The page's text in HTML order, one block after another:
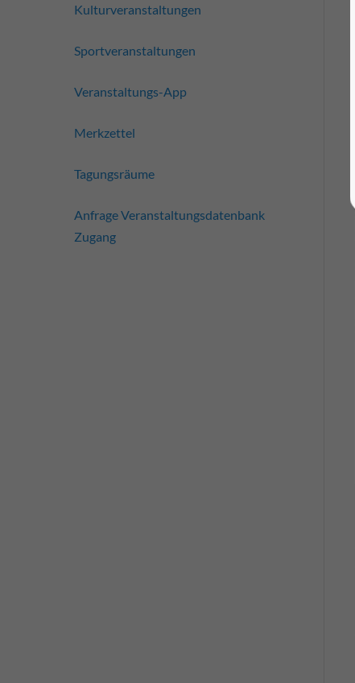
Kulturveranstaltungen
Sportveranstaltungen
Veranstaltungs-App
Merkzettel
Tagungsräume
Anfrage Veranstaltungsdatenbank
Zugang